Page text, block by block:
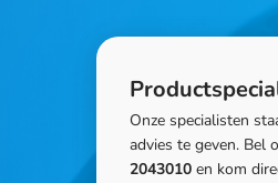
Onze specialisten
advies te geven. Bel
2043010 en kom